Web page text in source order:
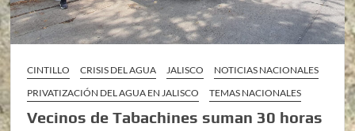
CINTILLO CRISIS DEL AGUA JALISCO
NOTICIAS NACIONALES
PRIVATIZACIÓN DEL AGUA EN JALISCO
TEMAS NACIONALES
Vecinos de Tabachines suman 30 horas